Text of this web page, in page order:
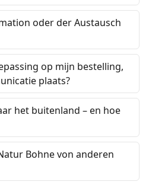
oder der Austausch
op mijn bestelling,
plaats?
het buitenland – en hoe
Bohne von anderen